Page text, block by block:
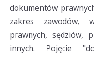
dokumentów
zakres zawodów,
prawnych, sędziów,
innych. Pojęcie